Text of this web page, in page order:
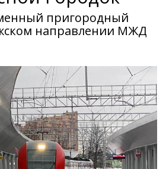
пригородный
направлении МЖД